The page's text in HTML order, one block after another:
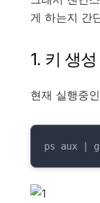
게 하는지 간
1. 키 생성
현재 실행중
ps aux |